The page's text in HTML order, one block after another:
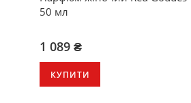
50 мл
1 089 ₴
КУПИТИ